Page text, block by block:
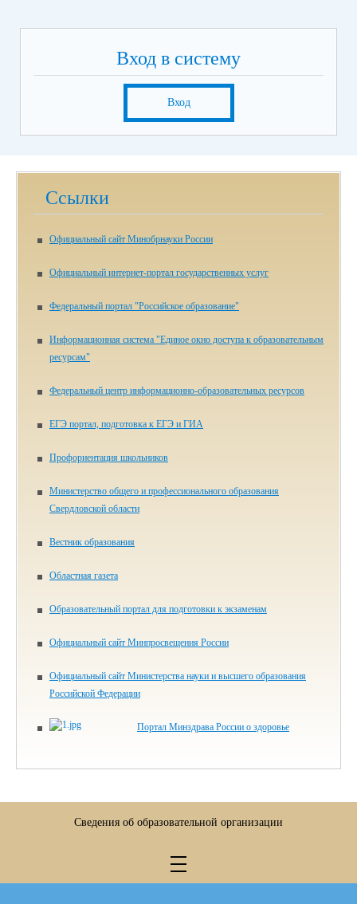
Вход в систему
Вход
Ссылки
Официальный сайт Минобрнауки России
Официальный интернет-портал государственных услуг
Федеральный портал "Российское образование"
Информационная система "Единое окно доступа к образовательным
ресурсам"
Федеральный центр информационно-образовательных ресурсов
ЕГЭ портал, подготовка к ЕГЭ и ГИА
Профориентация школьников
Министерство общего и профессионального образования
Свердловской области
Вестник образования
Областная газета
Образовательный портал для подготовки к экзаменам
Официальный сайт Минпросвещения России
Официальный сайт Министерства науки и высшего образования
Российской Федерации
Портал Минздрава России о здоровье
Сведения об образовательной организации